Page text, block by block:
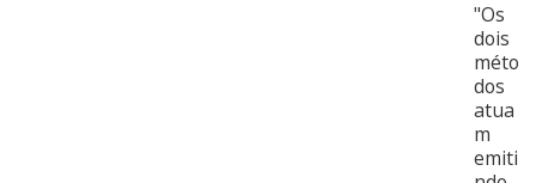
"Os
dois
méto
dos
atua
m
emiti